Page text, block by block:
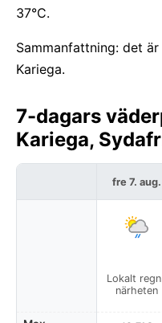
37°C.
Sammanfattning: det
Kariega.
7-dagars
Kariega,
fre 7. aug.
Lokalt
närheten